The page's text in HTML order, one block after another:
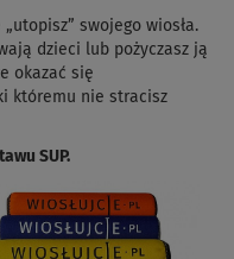
swojego wiosła.
dzieci lub pożyczasz ją
okazać się
któremu nie stracisz
SUP.